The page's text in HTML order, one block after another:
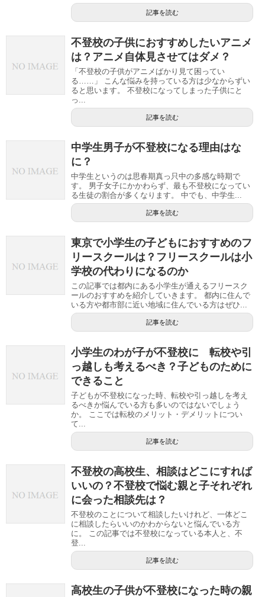
記事を読む
不登校の子供におすすめしたいアニメ
は？アニメ自体見させてはダメ？
「不登校の子供がアニメばかり見て困ってい
る……」 こんな悩みを持っている方は少なからずい
ると思います。 不登校になってしまった子供にと
っ...
記事を読む
中学生男子が不登校になる理由はな
に？
中学生というのは思春期真っ只中の多感な時期で
す。 男子女子にかかわらず、最も不登校になってい
る生徒の割合が多くなります。 中でも、中学生...
記事を読む
東京で小学生の子どもにおすすめのフ
リースクールは？フリースクールは小
学校の代わりになるのか
この記事では都内にある小学生が通えるフリースク
ールのおすすめを紹介していきます。 都内に住んで
いる方や都市部に近い地域に住んでいる方はぜひ...
記事を読む
小学生のわが子が不登校に 転校や引
っ越しも考えるべき？子どものために
できること
子どもが不登校になった時、転校や引っ越しを考え
るべきか悩んでいる方も多いのではないでしょう
か。 ここでは転校のメリット・デメリットについ
て...
記事を読む
不登校の高校生、相談はどこにすれば
いいの？不登校で悩む親と子それぞれ
に会った相談先は？
不登校のことについて相談したいけれど、一体どこ
に相談したらいいのかわからないと悩んでいる方
に。 この記事では不登校になっている本人と、不
登...
記事を読む
高校生の子供が不登校になった時の親